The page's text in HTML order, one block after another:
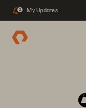
2 My Updates